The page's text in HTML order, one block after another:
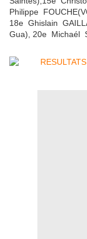
Philippe
18e Ghislain
Gua), 20e Michaél